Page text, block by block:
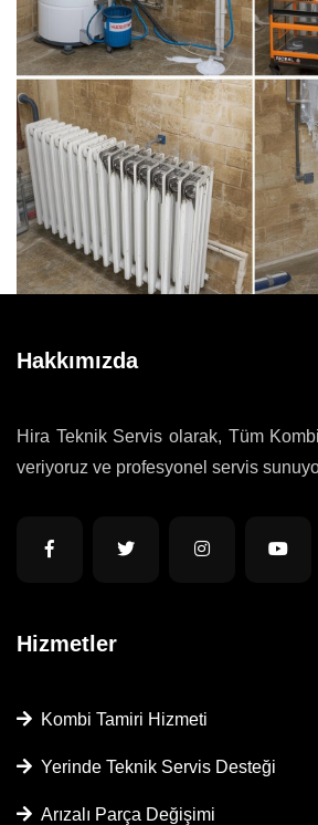
Hakkımızda
Hira Teknik Servis olarak, Tüm
veriyoruz ve profesyonel servis
Hizmetler
Kombi Tamiri Hizmeti
Yerinde Teknik Servis Desteği
Arızalı Parça Değişimi